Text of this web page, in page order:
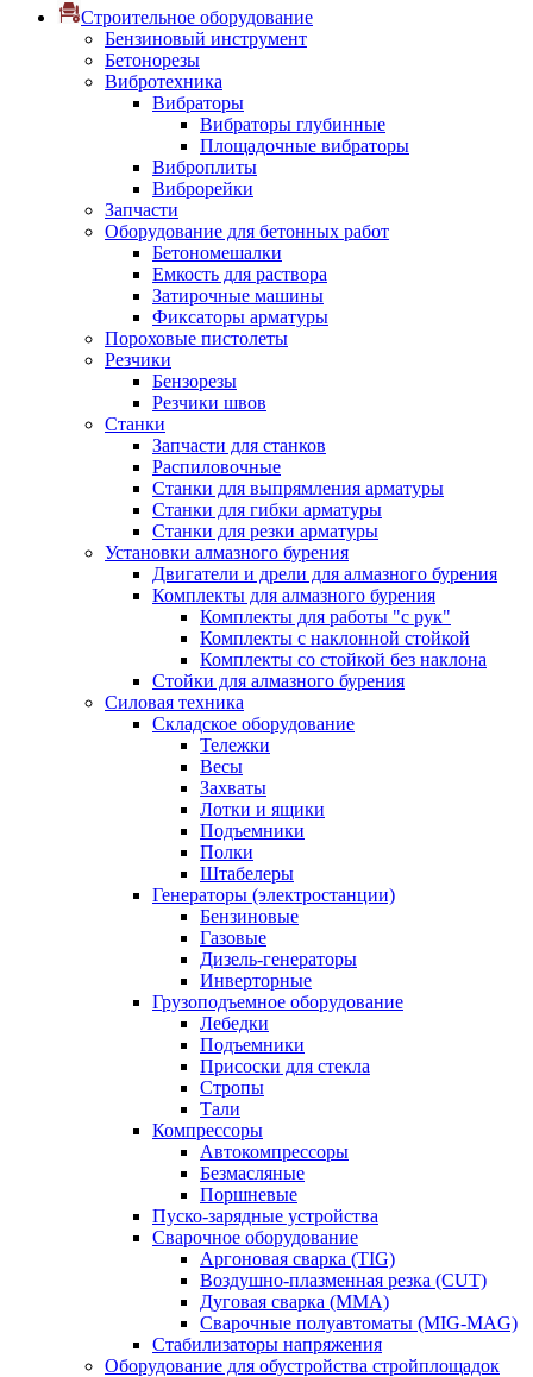
Строительное оборудование
Бензиновый инструмент
Бетонорезы
Вибротехника
Вибраторы
Вибраторы глубинные
Площадочные вибраторы
Виброплиты
Виброрейки
Запчасти
Оборудование для бетонных работ
Бетономешалки
Емкость для раствора
Затирочные машины
Фиксаторы арматуры
Пороховые пистолеты
Резчики
Бензорезы
Резчики швов
Станки
Запчасти для станков
Распиловочные
Станки для выпрямления арматуры
Станки для гибки арматуры
Станки для резки арматуры
Установки алмазного бурения
Двигатели и дрели для алмазного бурения
Комплекты для алмазного бурения
Комплекты для работы "с рук"
Комплекты с наклонной стойкой
Комплекты со стойкой без наклона
Стойки для алмазного бурения
Силовая техника
Складское оборудование
Тележки
Весы
Захваты
Лотки и ящики
Подъемники
Полки
Штабелеры
Генераторы (электростанции)
Бензиновые
Газовые
Дизель-генераторы
Инверторные
Грузоподъемное оборудование
Лебедки
Подъемники
Присоски для стекла
Стропы
Тали
Компрессоры
Автокомпрессоры
Безмасляные
Поршневые
Пуско-зарядные устройства
Сварочное оборудование
Аргоновая сварка (TIG)
Воздушно-плазменная резка (CUT)
Дуговая сварка (ММА)
Сварочные полуавтоматы (MIG-MAG)
Стабилизаторы напряжения
Оборудование для обустройства стройплощадок